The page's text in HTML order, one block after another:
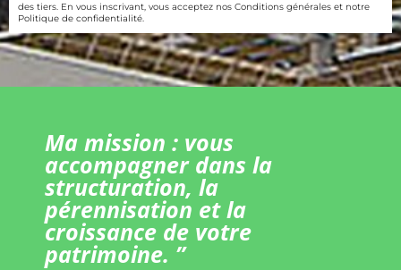
des tiers. En vous inscrivant, vous acceptez nos Conditions générales et notre
Politique de confidentialité.
Ma mission : vous
accompagner dans la
structuration, la
pérennisation et la
croissance de votre
patrimoine. ”